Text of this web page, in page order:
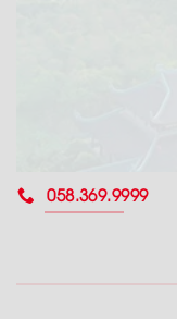
058.369.9999